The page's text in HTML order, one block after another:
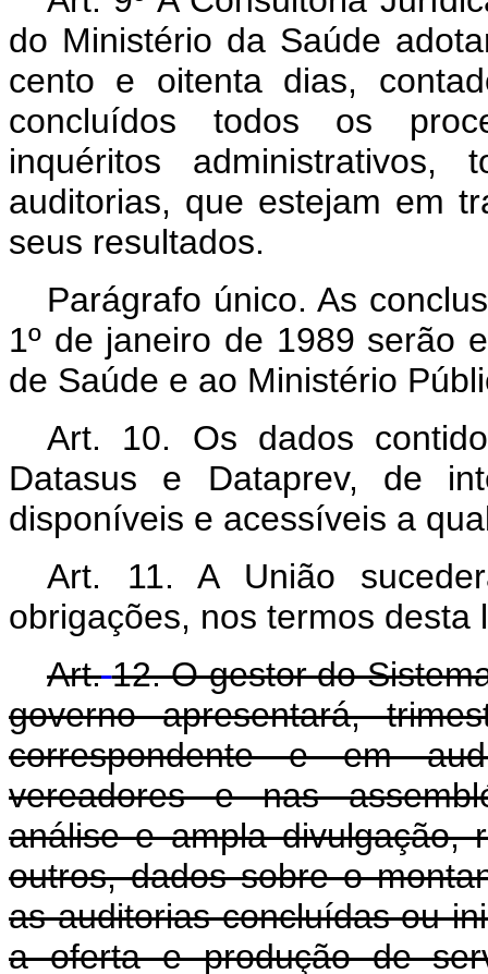
do Ministério da Saúde
cento e oitenta dias,
concluídos todos os
inquéritos
auditorias, que estejam em
seus resultados.
Parágrafo único. As
1º de janeiro de 1989 serão
de Saúde e ao Ministério
Art.
10. Os dados
Datasus e Dataprev, de
disponíveis e acessíveis a
Art.
11. A União
obrigações, nos termos desta
Art. 12. O gestor do
governo apresentará,
correspondente e em
vereadores e nas
análise e ampla divulgação,
outros, dados sobre o
as auditorias concluídas ou
a oferta e produção de